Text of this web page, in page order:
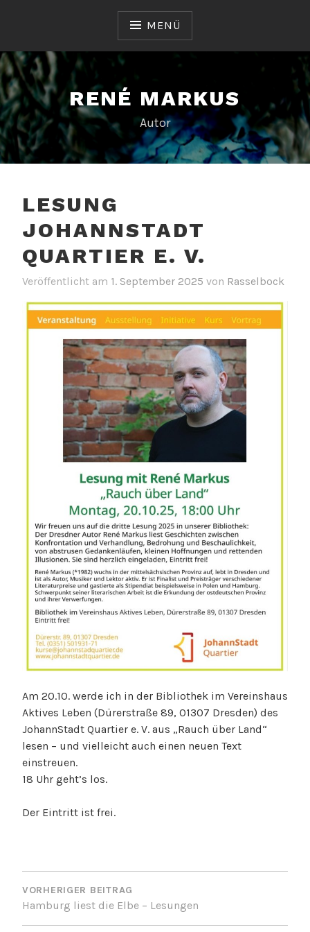
MENÜ
RENÉ MARKUS
Autor
LESUNG
JOHANNSTADT
QUARTIER E. V.
Veröffentlicht am 1. September 2025 von Rasselbock
Am 20.10. werde ich in der Bibliothek im Vereinshaus
Aktives Leben (Dürerstraße 89, 01307 Dresden) des
JohannStadt Quartier e. V. aus „Rauch über Land“
lesen – und vielleicht auch einen neuen Text
einstreuen.
18 Uhr geht’s los.
Der Eintritt ist frei.
BEITRAGSNAVIGATION
VORHERIGER BEITRAG
Hamburg liest die Elbe – Lesungen